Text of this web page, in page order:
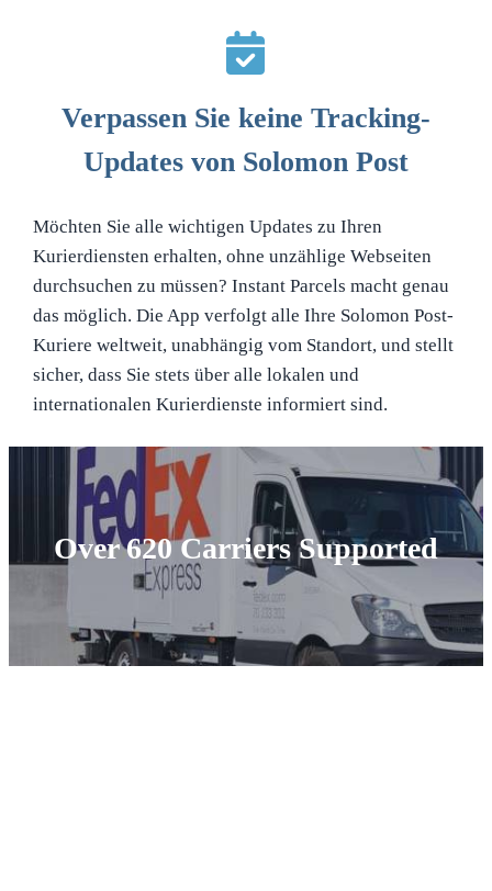
Verpassen Sie keine Tracking-
Updates von Solomon Post
Möchten Sie alle wichtigen Updates zu Ihren
Kurierdiensten erhalten, ohne unzählige Webseiten
durchsuchen zu müssen? Instant Parcels macht genau
das möglich. Die App verfolgt alle Ihre Solomon Post-
Kuriere weltweit, unabhängig vom Standort, und stellt
sicher, dass Sie stets über alle lokalen und
internationalen Kurierdienste informiert sind.
Over 620 Carriers Supported